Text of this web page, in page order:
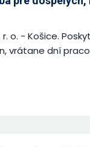
o. - Košice.
vrátane dní